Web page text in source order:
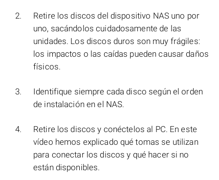
Retire los discos del dispositivo NAS uno por
uno, sacándolos cuidadosamente de las
unidades. Los discos duros son muy frágiles:
los impactos o las caídas pueden causar daños
físicos.
Identifique siempre cada disco según el orden
de instalación en el NAS.
Retire los discos y conéctelos al PC. En este
vídeo hemos explicado qué tomas se utilizan
para conectar los discos y qué hacer si no
están disponibles.